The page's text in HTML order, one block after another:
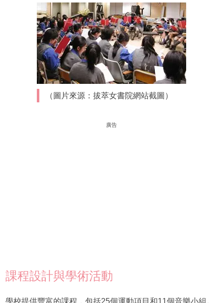
（圖片來源：拔萃女書院網站截圖）
廣告
課程設計與學術活動
學校提供豐富的課程，包括25個運動項目和11個音樂小組。